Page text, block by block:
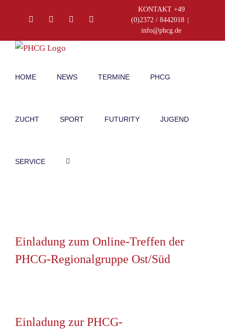
FacebookInstagram
KONTAKT +49
(0)2372 / 8442018
info@phcg.de
HOME NEWS TERMINE PHCG
ZUCHT SPORT FUTURITY JUGEND
SERVICE
Einladung zum Online-Treffen der
PHCG-Regionalgruppe Ost/Süd
Einladung zur PHCG-